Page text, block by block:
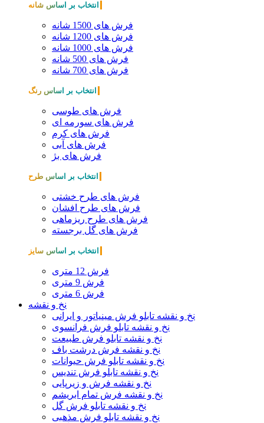
انتخاب بر اساس شانه
فرش های 1500 شانه
فرش های 1200 شانه
فرش های 1000 شانه
فرش های 500 شانه
فرش های 700 شانه
انتخاب بر اساس رنگ
فرش های طوسی
فرش های سورمه ای
فرش های کرم
فرش های آبی
فرش های بژ
انتخاب بر اساس طرح
فرش های طرح خشتی
فرش های طرح افشان
فرش های طرح ریزماهی
فرش های گل برجسته
انتخاب بر اساس سایز
فرش 12 متری
فرش 9 متری
فرش 6 متری
نخ و نقشه
نخ و نقشه تابلو فرش مینیاتور و ایرانی
نخ و نقشه تابلو فرش فرانسوی
نخ و نقشه تابلو فرش طبیعت
نخ و نقشه فرش درشت باف
نخ و نقشه تابلو فرش حیوانات
نخ و نقشه تابلو فرش تندیس
نخ و نقشه فرش و زیرپایی
نخ و نقشه فرش تمام ابریشم
نخ و نقشه تابلو فرش گل
نخ و نقشه تابلو فرش مذهبی